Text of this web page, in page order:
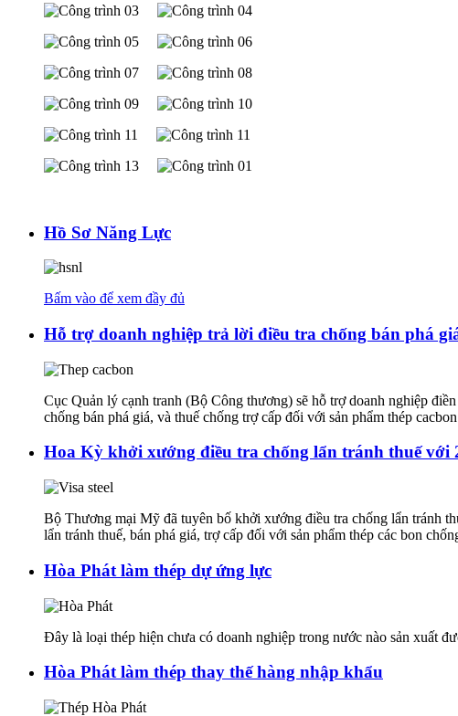
Hồ Sơ Năng Lực
Bấm vào để xem đầy đủ
Hỗ trợ doanh nghiệp trả lời điều tra chống bán phá
Cục Quản lý cạnh tranh (Bộ Công thương) sẽ hỗ trợ doanh nghiệp
chống bán phá giá, và thuế chống trợ cấp đối với sản phẩm thép
Hoa Kỳ khởi xướng điều tra chống lẩn tránh thuế với
Bộ Thương mại Mỹ đã tuyên bố khởi xướng điều tra chống lẩn tránh
lẩn tránh thuế, bán phá giá, trợ cấp đối với sản phẩm thép các bon
Hòa Phát làm thép dự ứng lực
Đây là loại thép hiện chưa có doanh nghiệp trong nước nào sản xuất
Hòa Phát làm thép thay thế hàng nhập khẩu